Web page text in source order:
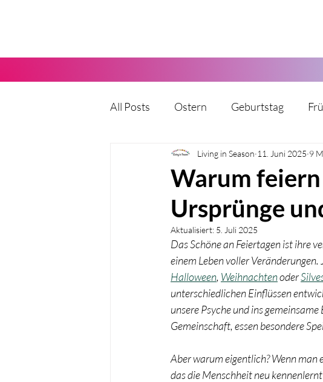
All Posts Ostern Geburtstag
Karneval Halloween Herbst
Vatertag Muttertag
Kita Hochzeits-Mitgebsel
Wichteln
Warum
Ursprünge
Living in Season 11. Juni 2025 9
Aktualisiert: 5. Juli 2025
Das Schöne an Feiertagen ist ihre
einem Leben voller
Halloween, Weihnachten oder
unterschiedlichen Einflüssen
unsere Psyche und ins
Gemeinschaft, essen besondere
Aber warum eigentlich? Wenn man
das die Menschheit neu